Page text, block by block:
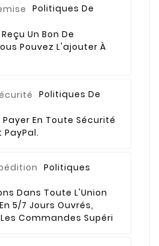
Politiques De
Un Bon De
Pouvez L'ajouter À
Politiques De
Payer En Toute Sécurité
PayPal.
Politiques
Dans Toute L'Union
5/7 Jours Ouvrés,
Commandes Supéri